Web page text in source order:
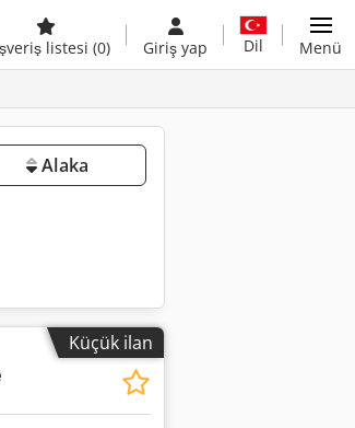
listesi (0) Giriş yap Dil Menü
Alaka
Küçük ilan